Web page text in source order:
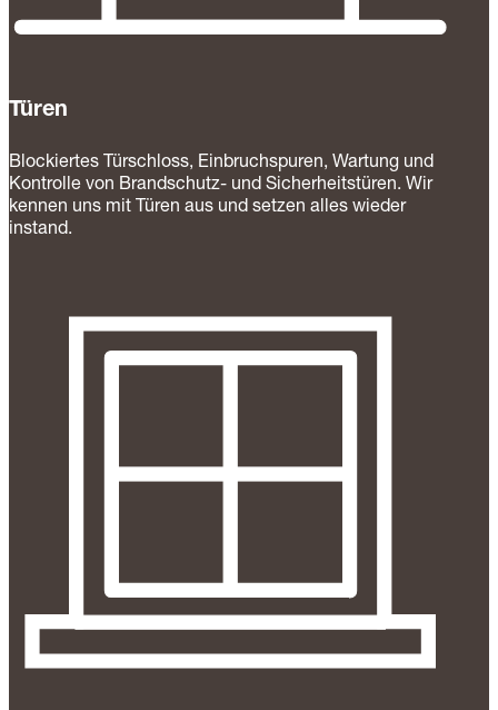
Türen
Blockiertes Türschloss, Einbruchspuren, Wartung und
Kontrolle von Brandschutz- und Sicherheitstüren. Wir
kennen uns mit Türen aus und setzen alles wieder
instand.